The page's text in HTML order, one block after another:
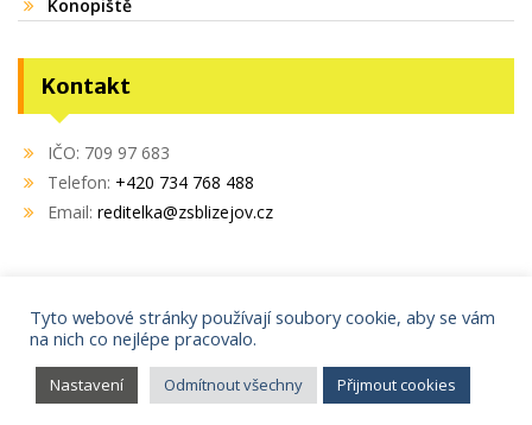
Konopiště
Kontakt
IČO: 709 97 683
Telefon: +420 734 768 488
Email: reditelka@zsblizejov.cz
Copyright © 2021
Proudly powered by WordPress | Education Hub byWEN
Themes
Tyto webové stránky používají soubory cookie, aby se vám
na nich co nejlépe pracovalo.
Nastavení Odmítnout všechny Přijmout cookies